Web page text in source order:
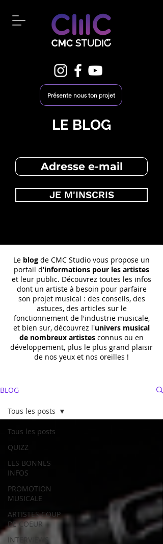
Présente nous ton projet
LE BLOG
JE M'INSCRIS
Le blog de CMC Studio vous propose un
portail d'informations pour les artistes
et leur public. Découvrez toutes les infos
dont un artiste à besoin pour parfaire
son projet musical : des conseils, des
astuces, des articles sur le
fonctionnement de l'industrie musicale,
et bien sur, découvrez l'univers musical
de nombreux artistes connus ou en
développement, plus le plus grand plaisir
de nos yeux et nos oreilles !
BLOG
Tous les posts
QUIZZ
LES BONNES
INFOS
PROMOTION
MUSICALE
ARTISTES COUP
DE COEUR
INTERVIEWS
Tous les posts